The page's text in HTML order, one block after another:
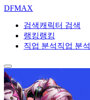
DFMAX
검색캐릭터 검색
랭킹랭킹
직업 분석직업 분석